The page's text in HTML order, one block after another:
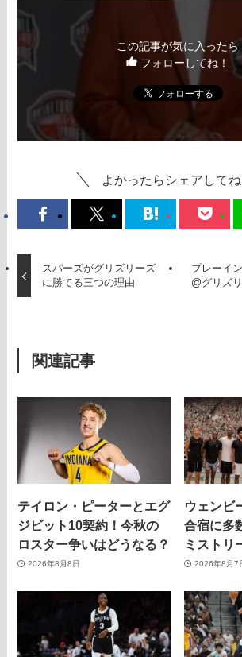
この記事が気に入ったら
フォローしてね！
よかったらシェアしてね
スパーズがグリズリーズ
に勝てる三つの理由
プレーイ
@グリズ
関連記事
テイロン・ピーターとエグ
ジビット10契約！今秋の
ロスター争いはどうなる？
2026年8月8日
ウェンビ
合宿に多
ミストリ
2026年8月7